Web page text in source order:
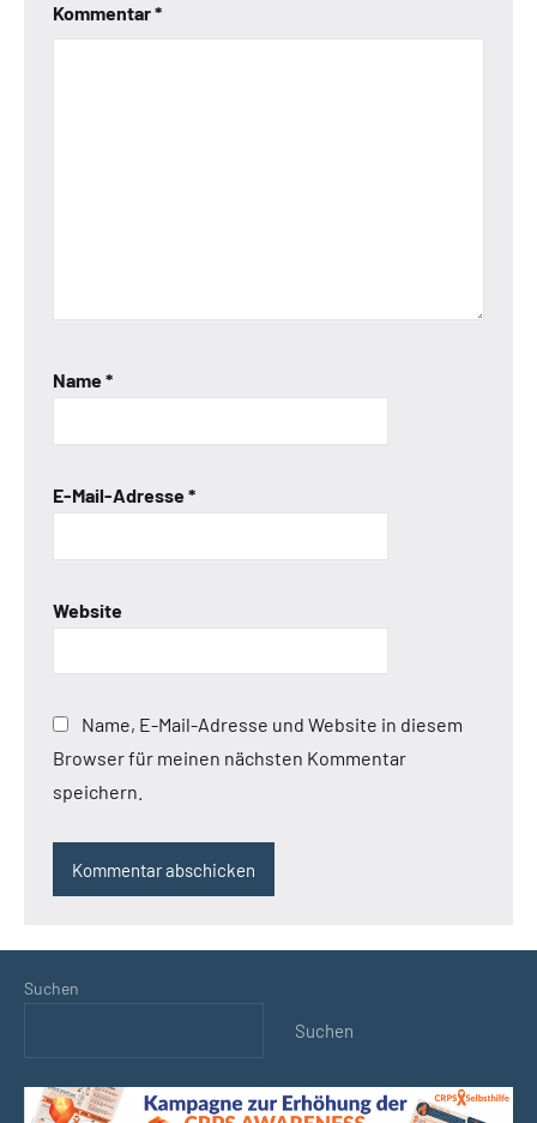
Kommentar*
Name*
E-Mail-Adresse*
Website
Name, E-Mail-Adresse und Website in diesem
Browser für meinen nächsten Kommentar
speichern.
Suchen
Suchen